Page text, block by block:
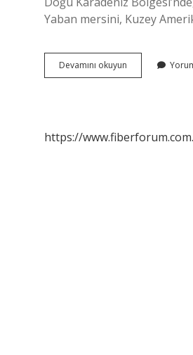
Yaban mersini, Kuzey
Devamını okuyun
Mersini
https://